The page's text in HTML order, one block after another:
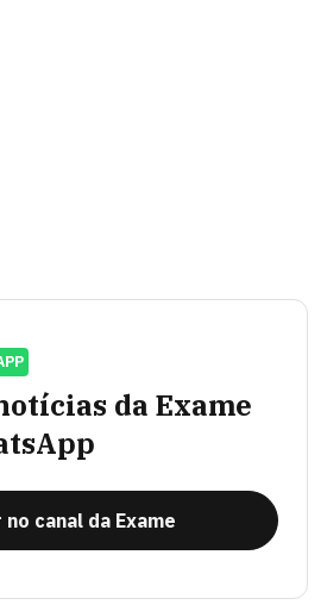
da Exame
no canal da Exame